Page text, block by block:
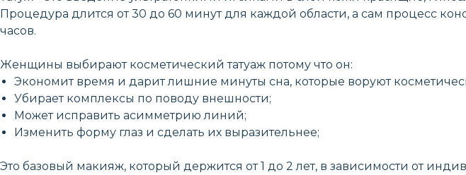
Процедура длится от 30 до 60 минут для каждой области, а сам процесс
часов.
Женщины выбирают косметический татуаж потому что он:
Экономит время и дарит лишние минуты сна, которые воруют
Убирает комплексы по поводу внешности;
Может исправить асимметрию линий;
Изменить форму глаз и сделать их выразительнее;
Это базовый макияж, который держится от 1 до 2 лет, в зависимости от